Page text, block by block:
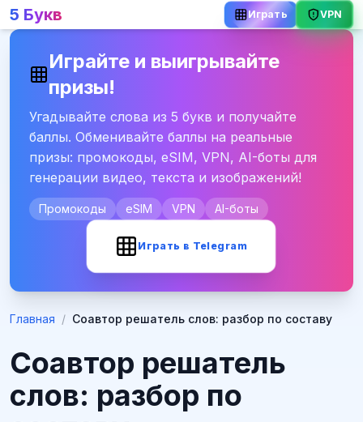
5 Букв Играть VPN
Играйте и выигрывайте
призы!
Угадывайте слова из 5 букв и получайте
баллы. Обменивайте баллы на реальные
призы: промокоды, eSIM, VPN, AI-боты для
генерации видео, текста и изображений!
Промокоды eSIM VPN AI-боты
Играть в Telegram
Главная / Соавтор решатель слов: разбор по составу
Соавтор решатель
слов: разбор по